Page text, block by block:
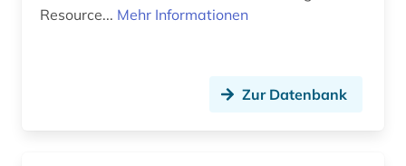
Resource... Mehr Informationen
Zur Datenbank